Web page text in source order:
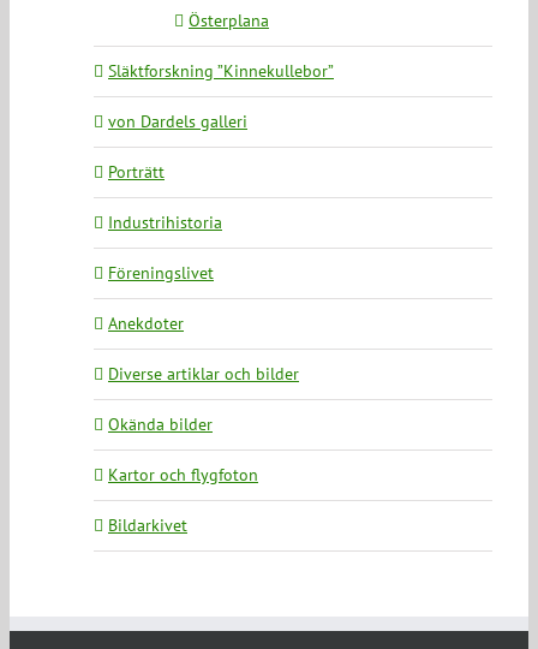
Österplana
Släktforskning ”Kinnekullebor”
von Dardels galleri
Porträtt
Industrihistoria
Föreningslivet
Anekdoter
Diverse artiklar och bilder
Okända bilder
Kartor och flygfoton
Bildarkivet